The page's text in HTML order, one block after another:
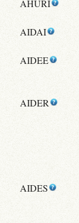
AHURI
AIDAI
AIDEE
AIDER
AIDES